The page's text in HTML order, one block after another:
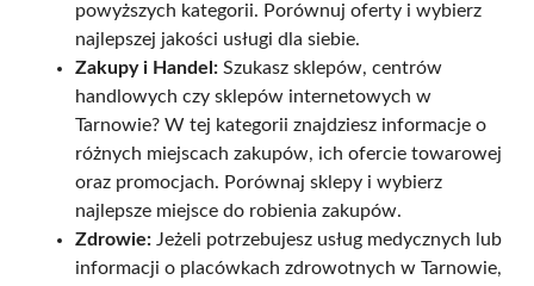
powyższych kategorii. Porównuj oferty i wybierz
najlepszej jakości usługi dla siebie.
Zakupy i Handel: Szukasz sklepów, centrów
handlowych czy sklepów internetowych w
Tarnowie? W tej kategorii znajdziesz informacje o
różnych miejscach zakupów, ich ofercie towarowej
oraz promocjach. Porównaj sklepy i wybierz
najlepsze miejsce do robienia zakupów.
Zdrowie: Jeżeli potrzebujesz usług medycznych lub
informacji o placówkach zdrowotnych w Tarnowie,